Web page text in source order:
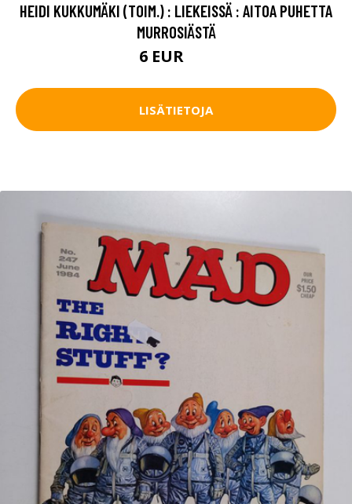
HEIDI KUKKUMÄKI (TOIM.) : LIEKEISSÄ : AITOA PUHETTA
MURROSIÄSTÄ
6 EUR
LISÄTIETOJA